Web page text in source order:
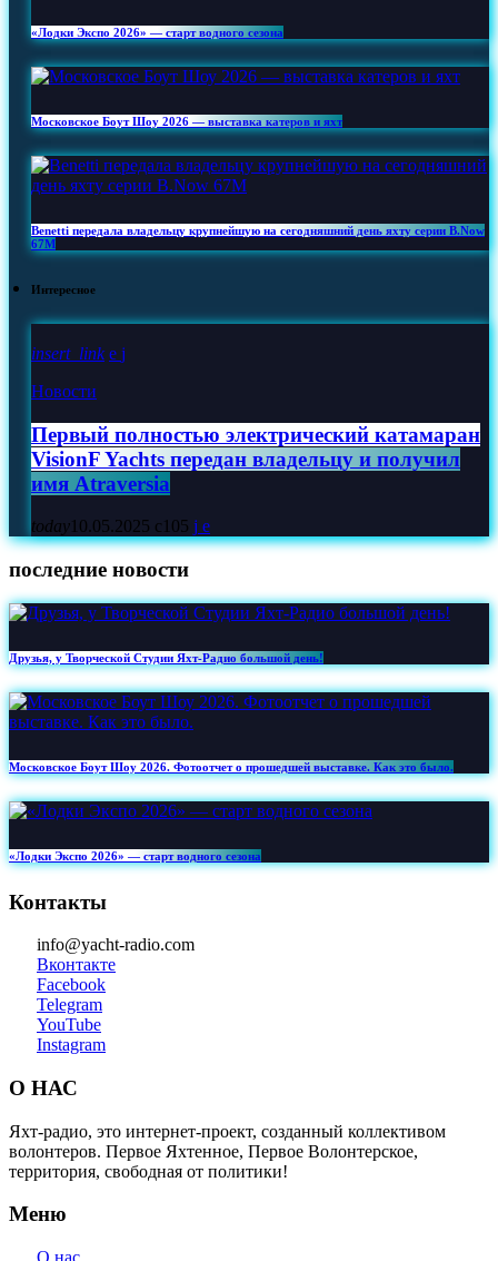
«Лодки Экспо 2026» — старт водного сезона
Московское Боут Шоу 2026 — выставка катеров и яхт
Benetti передала владельцу крупнейшую на сегодняшний день яхту серии B.Now
67M
Интересное
insert_link
Новости
Первый полностью электрический катамаран
VisionF Yachts передан владельцу и получил
имя Atraversia
today10.05.2025 105
последние новости
Друзья, у Творческой Студии Яхт‑Радио большой день!
Московское Боут Шоу 2026. Фотоотчет о прошедшей выставке. Как это было.
«Лодки Экспо 2026» — старт водного сезона
Контакты
info@yacht-radio.com
Вконтакте
Facebook
Telegram
YouTube
Instagram
О НАС
Яхт-радио, это интернет-проект, созданный коллективом
волонтеров. Первое Яхтенное, Первое Волонтерское,
территория, свободная от политики!
Меню